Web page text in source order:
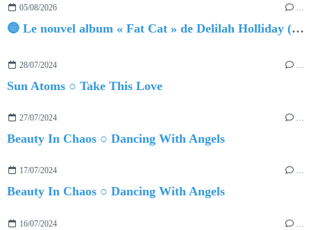
05/08/2026 …
🔵 Le nouvel album « Fat Cat » de Delilah Holliday (sortie le 30 Octobre 2026)
28/07/2024
Sun Atoms ○ Take This Love
27/07/2024 …
Beauty In Chaos ○ Dancing With Angels
17/07/2024 …
Beauty In Chaos ○ Dancing With Angels
16/07/2024